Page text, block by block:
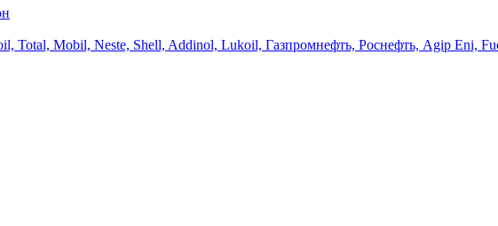
Total, Mobil, Neste, Shell, Addinol, Lukoil, Газпромнефть, Роснефть, Agip Eni,